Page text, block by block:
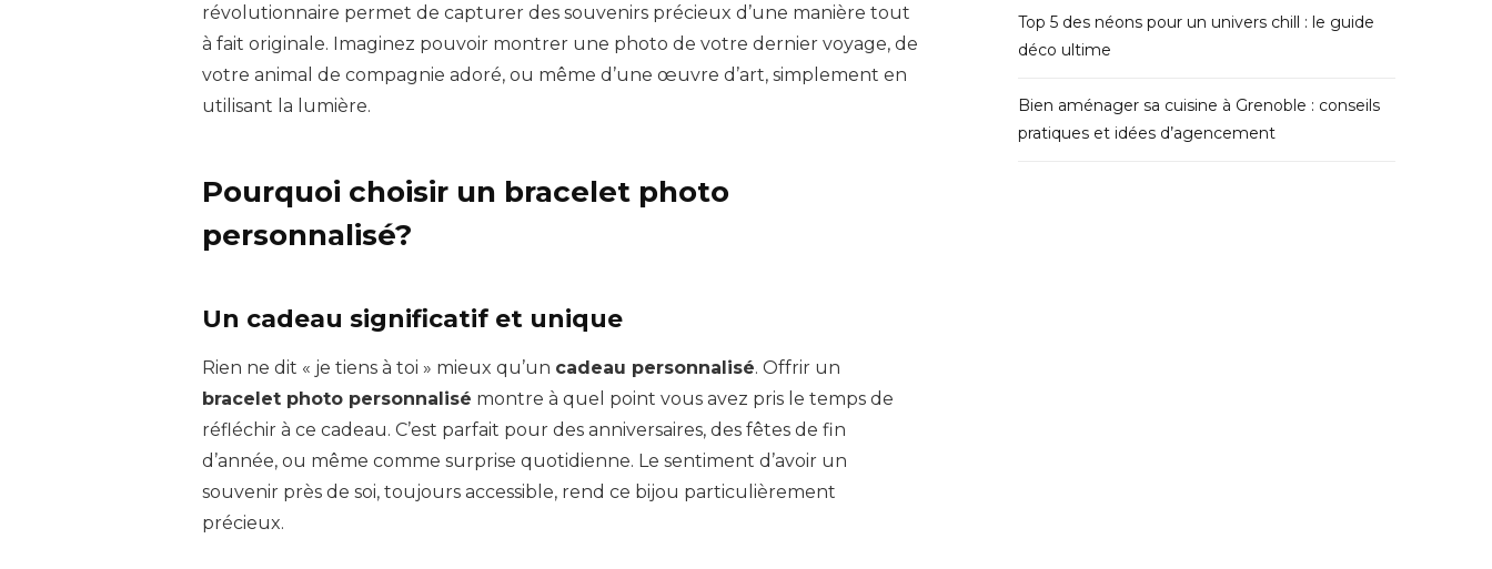
révolutionnaire permet de capturer des souvenirs précieux d’une manière tout
à fait originale. Imaginez pouvoir montrer une photo de votre dernier voyage, de
votre animal de compagnie adoré, ou même d’une œuvre d’art, simplement en
utilisant la lumière.
Pourquoi choisir un bracelet photo
personnalisé?
Un cadeau significatif et unique
Rien ne dit « je tiens à toi » mieux qu’un cadeau personnalisé. Offrir un
bracelet photo personnalisé montre à quel point vous avez pris le temps de
réfléchir à ce cadeau. C’est parfait pour des anniversaires, des fêtes de fin
d’année, ou même comme surprise quotidienne. Le sentiment d’avoir un
souvenir près de soi, toujours accessible, rend ce bijou particulièrement
précieux.
Top 5 des néons pour un univers chill : le guide
déco ultime
Bien aménager sa cuisine à Grenoble : conseils
pratiques et idées d’agencement